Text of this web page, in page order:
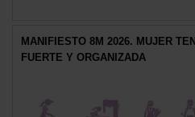
MANIFIESTO 8M 2026. MUJER
FUERTE Y ORGANIZADA